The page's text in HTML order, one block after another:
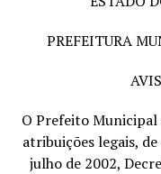
PREFEITURA
O Prefeito Municipal
atribuições legais,
julho de 2002,